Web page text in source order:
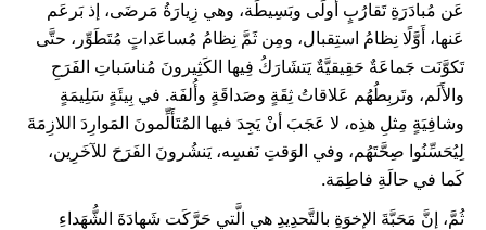
عَن مُبادَرَةِ تَقارُبٍ أُولَى وبَسِيطَة، وهي زِيارَةُ مَرضَى، إذ بَرعَم
عَنها، أَوَّلًا نِظامُ استِقبال، ومِن ثَمَّ نِظامُ مُساعَداتٍ مُتَطَوِّر، حتَّى
تَكوَّنَت جَماعَةٌ حَقِيقيَّةٌ يَتشَارَكُ فِيها الكَثِيرونَ مُناسَباتِ الفَرَحِ
والأَلَم، وتَربِطُهُم عَلاقاتُ ثِقَةٍ وصَداقَةٍ وأُلفَة. في بِيئَةٍ سَلِيمَةٍ
وشافِيَةٍ مِثلِ هذِه، لا عَجَبَ أنْ يَجِدَ فيها المُتَأَلِّمونَ المَوارِدَ اللازِمَةَ
لِيُحَسِّنُوا صِحَّتَهُم، وفي الوَقتِ نَفسِه، يَنشُرونَ الفَرَحَ للآخَرِين،
كَما في حالَةِ فاطِمَة.
ثُمَّ، إنَّ مَحَبَّةَ الإخوَةِ بالتَّحدِيدِ هي الَّتي حَرَّكَت شَهادَةَ الشُّهَداءِ